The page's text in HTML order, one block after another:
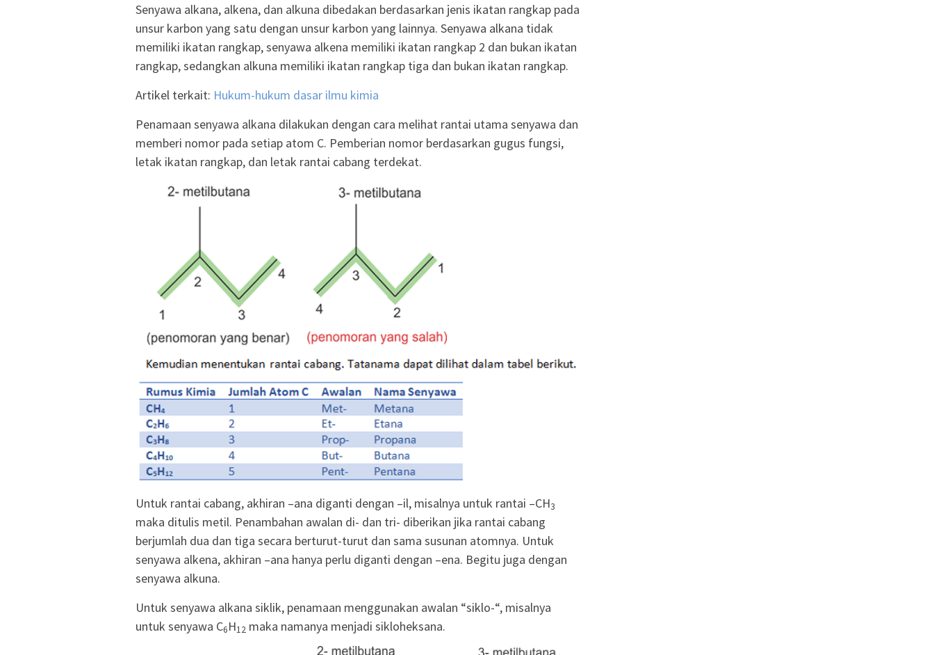
Senyawa alkana, alkena, dan alkuna dibedakan berdasarkan jenis ikatan rangkap pada
unsur karbon yang satu dengan unsur karbon yang lainnya. Senyawa alkana tidak
memiliki ikatan rangkap, senyawa alkena memiliki ikatan rangkap 2 dan bukan ikatan
rangkap, sedangkan alkuna memiliki ikatan rangkap tiga dan bukan ikatan rangkap.
Artikel terkait: Hukum-hukum dasar ilmu kimia
Penamaan senyawa alkana dilakukan dengan cara melihat rantai utama senyawa dan
memberi nomor pada setiap atom C. Pemberian nomor berdasarkan gugus fungsi,
letak ikatan rangkap, dan letak rantai cabang terdekat.
Untuk rantai cabang, akhiran –ana diganti dengan –il, misalnya untuk rantai –CH3
maka ditulis metil. Penambahan awalan di- dan tri- diberikan jika rantai cabang
berjumlah dua dan tiga secara berturut-turut dan sama susunan atomnya. Untuk
senyawa alkena, akhiran –ana hanya perlu diganti dengan –ena. Begitu juga dengan
senyawa alkuna.
Untuk senyawa alkana siklik, penamaan menggunakan awalan “siklo-“, misalnya
untuk senyawa C6H12 maka namanya menjadi sikloheksana.